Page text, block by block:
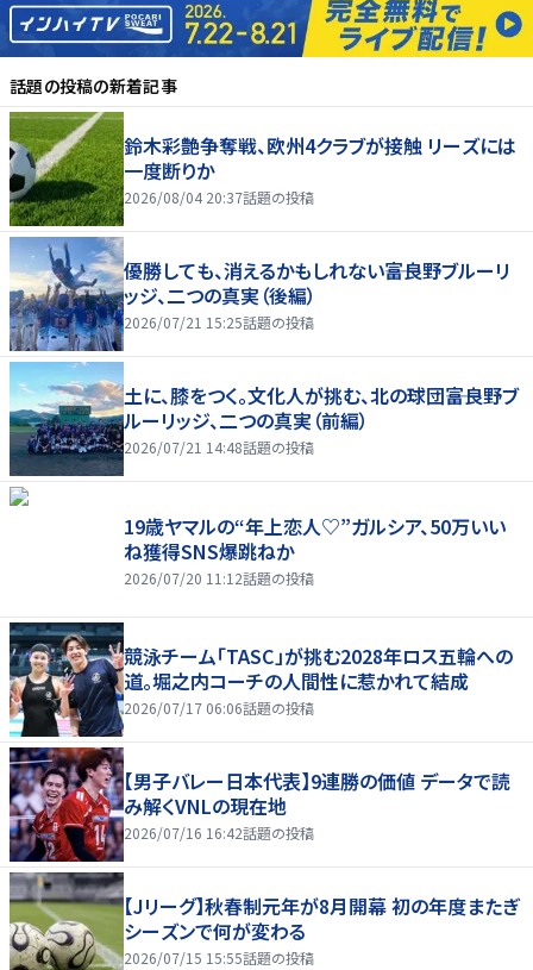
話題の投稿の新着記事
鈴木彩艶争奪戦、欧州4クラブが接触 リーズには
一度断りか
2026/08/04 20:37話題の投稿
優勝しても、消えるかもしれない――富良野ブルーリ
ッジ、二つの真実（後編）
2026/07/21 15:25話題の投稿
土に、膝をつく。文化人が挑む、北の球団――富良野ブ
ルーリッジ、二つの真実（前編）
2026/07/21 14:48話題の投稿
19歳ヤマルの“年上恋人♡”ガルシア、50万いい
ね獲得SNS爆跳ねか
2026/07/20 11:12話題の投稿
競泳チーム「TASC」が挑む2028年ロス五輪への
道。堀之内コーチの人間性に惹かれて結成
2026/07/17 06:06話題の投稿
【男子バレー日本代表】9連勝の価値 データで読
み解くVNLの現在地
2026/07/16 16:42話題の投稿
【Jリーグ】秋春制元年が8月開幕 初の年度またぎ
シーズンで何が変わる
2026/07/15 15:55話題の投稿